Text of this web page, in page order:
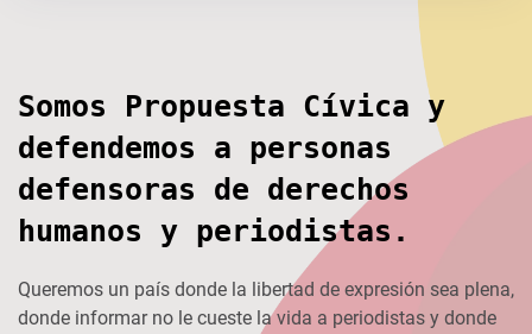
Somos Propuesta Cívica y
defendemos a personas
defensoras de derechos
humanos y periodistas.
Queremos un país donde la libertad de expresión sea plena,
donde informar no le cueste la vida a periodistas y donde